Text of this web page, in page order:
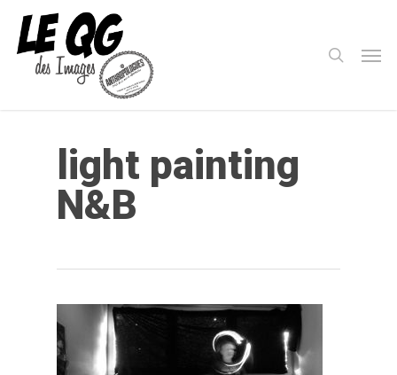
light painting
N&B